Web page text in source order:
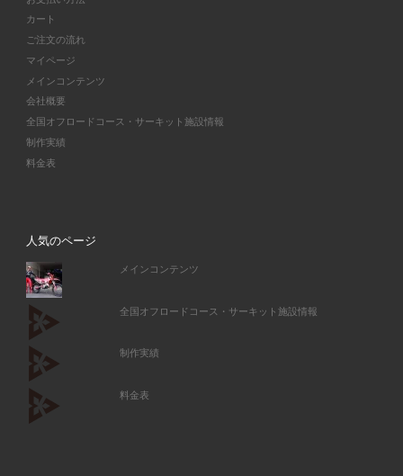
カート
ご注文の流れ
マイページ
メインコンテンツ
会社概要
全国オフロードコース・サーキット施設情報
制作実績
料金表
人気のページ
メインコンテンツ
全国オフロードコース・サーキット施設情報
制作実績
料金表